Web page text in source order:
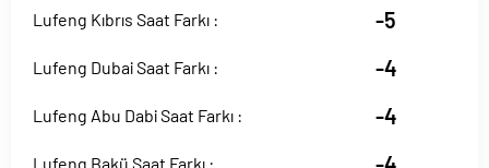
Lufeng Kıbrıs Saat Farkı : -5
Lufeng Dubai Saat Farkı : -4
Lufeng Abu Dabi Saat Farkı : -4
Lufeng Bakü Saat Farkı :